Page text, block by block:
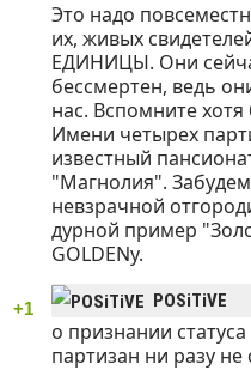
Это надо
их, живых
ЕДИНИЦЫ. Они
бессмертен, ведь
нас. Вспомните
Имени четырех
известный
"Магнолия".
невзрачной
дурной пример
GOLDENу.
+1 POSiTiVE
о признании
партизан ни разу